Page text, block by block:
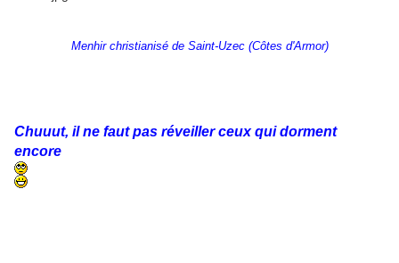
Menhir christianisé de Saint-Uzec (Côtes d'Armor)
Chuuut, il ne faut pas réveiller ceux qui dorment
encore